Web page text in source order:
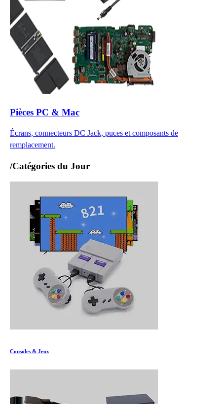
Pièces PC & Mac
Écrans, connecteurs DC Jack, puces et composants de
remplacement.
/Catégories du Jour
Consoles & Jeux